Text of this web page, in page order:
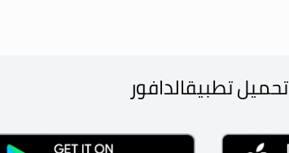
تحميل تطبيقالدافور